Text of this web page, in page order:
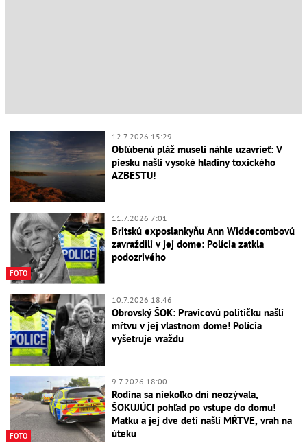
12.7.2026 15:29
Obľúbenú pláž museli náhle uzavrieť: V
piesku našli vysoké hladiny toxického
AZBESTU!
FOTO
11.7.2026 7:01
Britskú exposlankyňu Ann Widdecombovú
zavraždili v jej dome: Polícia zatkla
podozrivého
10.7.2026 18:46
Obrovský ŠOK: Pravicovú političku našli
mŕtvu v jej vlastnom dome! Polícia
vyšetruje vraždu
FOTO
9.7.2026 18:00
Rodina sa niekoľko dní neozývala,
ŠOKUJÚCI pohľad po vstupe do domu!
Matku a jej dve deti našli MŔTVE, vrah na
úteku